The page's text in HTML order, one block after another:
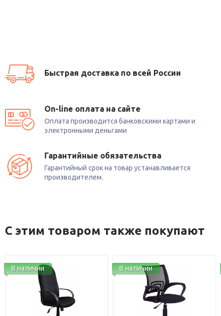
Быстрая доставка по всей России
On-line оплата на сайте
Оплата производится банковскими картами и
электронными деньгами
Гарантийные обязательства
Гарантийный срок на товар устанавливается
производителем.
С этим товаром также покупают
В наличии В наличии